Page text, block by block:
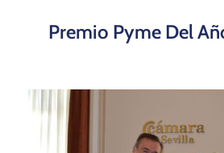
Premio Pyme Del